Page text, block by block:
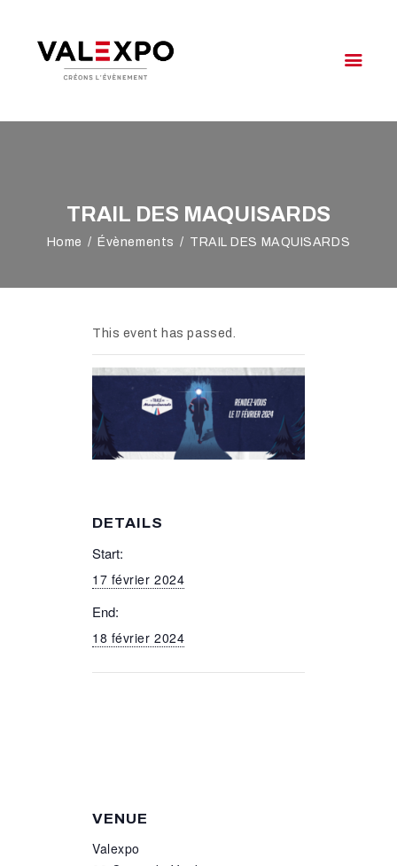
TRAIL DES MAQUISARDS
Home Évènements TRAIL DES MAQUISARDS
VALEXPO OYONNAX
AGENDA
ACCÈS & CONTACT
This event has passed.
DETAILS
Start:
17 février 2024
End:
18 février 2024
VENUE
Valexpo